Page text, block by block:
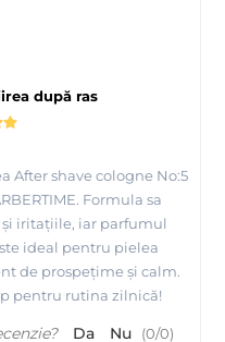
după ras
After shave cologne No:5
Formula sa
iritațiile, iar parfumul
ideal pentru pielea
de prospețime și calm.
pentru rutina zilnică!
Da Nu (0/0)